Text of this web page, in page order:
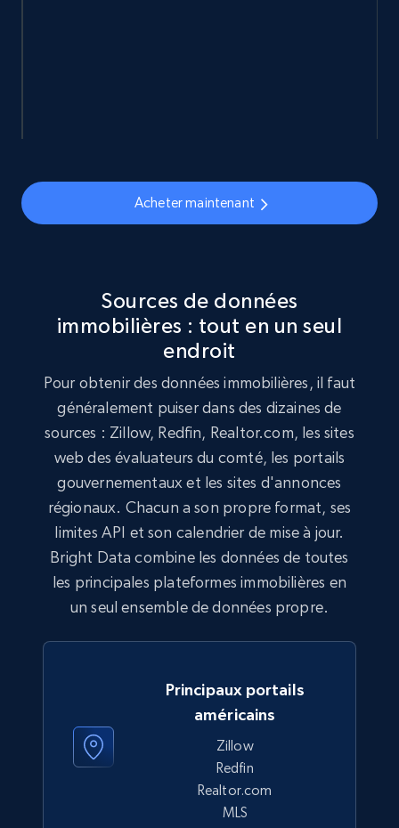
Acheter maintenant
Sources de données
immobilières : tout en un seul
endroit
Pour obtenir des données immobilières, il faut
généralement puiser dans des dizaines de
sources : Zillow, Redfin, Realtor.com, les sites
web des évaluateurs du comté, les portails
gouvernementaux et les sites d'annonces
régionaux. Chacun a son propre format, ses
limites API et son calendrier de mise à jour.
Bright Data combine les données de toutes
les principales plateformes immobilières en
un seul ensemble de données propre.
Principaux portails
américains
Zillow
Redfin
Realtor.com
MLS